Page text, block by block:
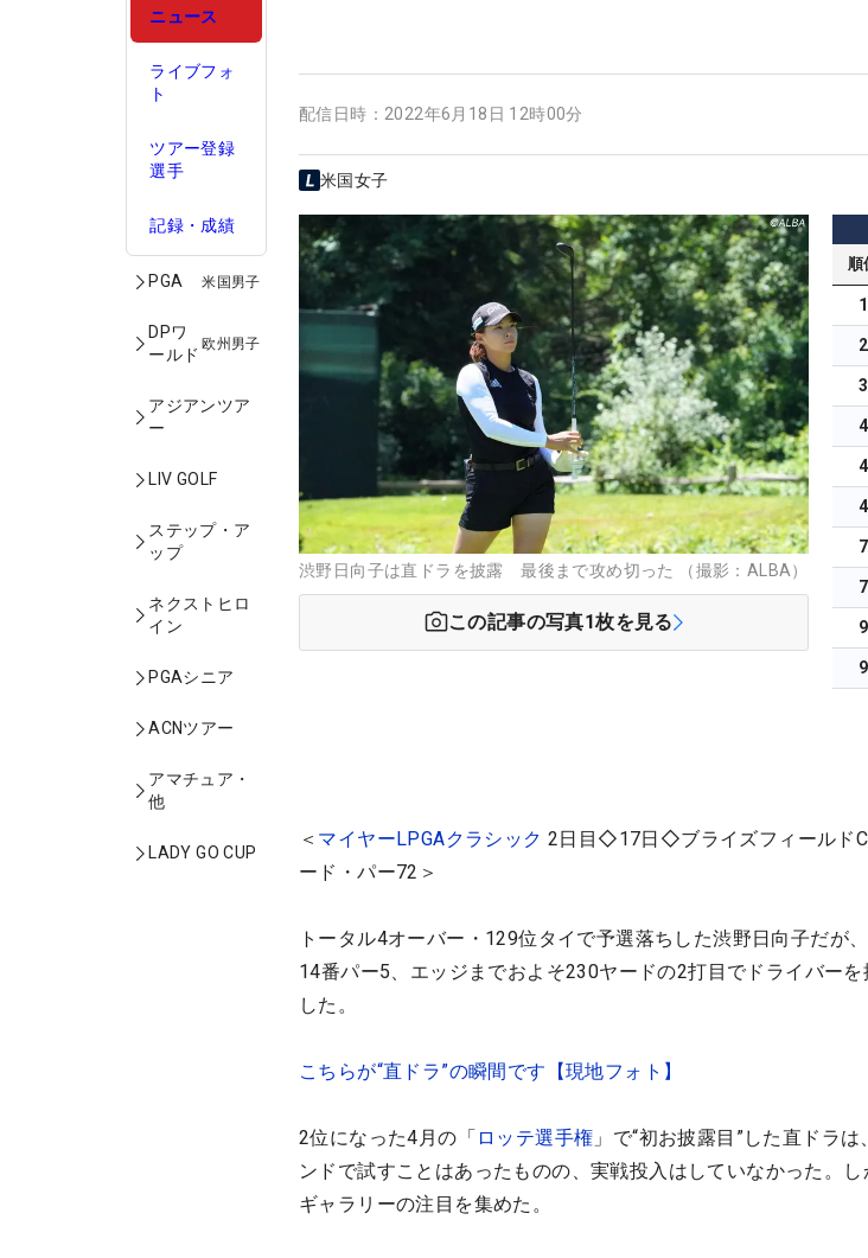
ニュース
ライブフォ
ト
ツアー登録
選手
記録・成績
PGA 米国男子
DPワ
ールド
欧州男子
アジアンツア
ー
LIV GOLF
ステップ・ア
ップ
ネクストヒロ
イン
PGAシニア
ACNツアー
アマチュア・
他
LADY GO CUP
配信日時： 2022年6月18日 12時00分
米国女子
渋野日向子は直ドラを披露 最後まで攻め切った （撮影：ALBA）
この記事の写真1枚を見る
順
1
2
3
4
4
4
7
7
9
9
＜ マイヤーLPGAクラシック 2日目◇17日◇ブライズフィールド
ード・パー72＞
トータル4オーバー・129位タイで予選落ちした渋野日向子だが
14番パー5、エッジまでおよそ230ヤードの2打目でドライバー
した。
こちらが“直ドラ”の瞬間です【現地フォト】
2位になった4月の「 ロッテ選手権 」で“初お披露目”した直ドラ
ンドで試すことはあったものの、実戦投入はしていなかった。し
ギャラリーの注目を集めた。